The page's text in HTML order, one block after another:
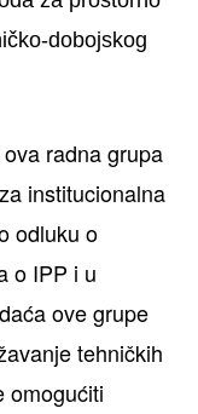
dobojskog
radna grupa
institucionalna
odluku o
o IPP i u
ove grupe
tehničkih
omogućiti